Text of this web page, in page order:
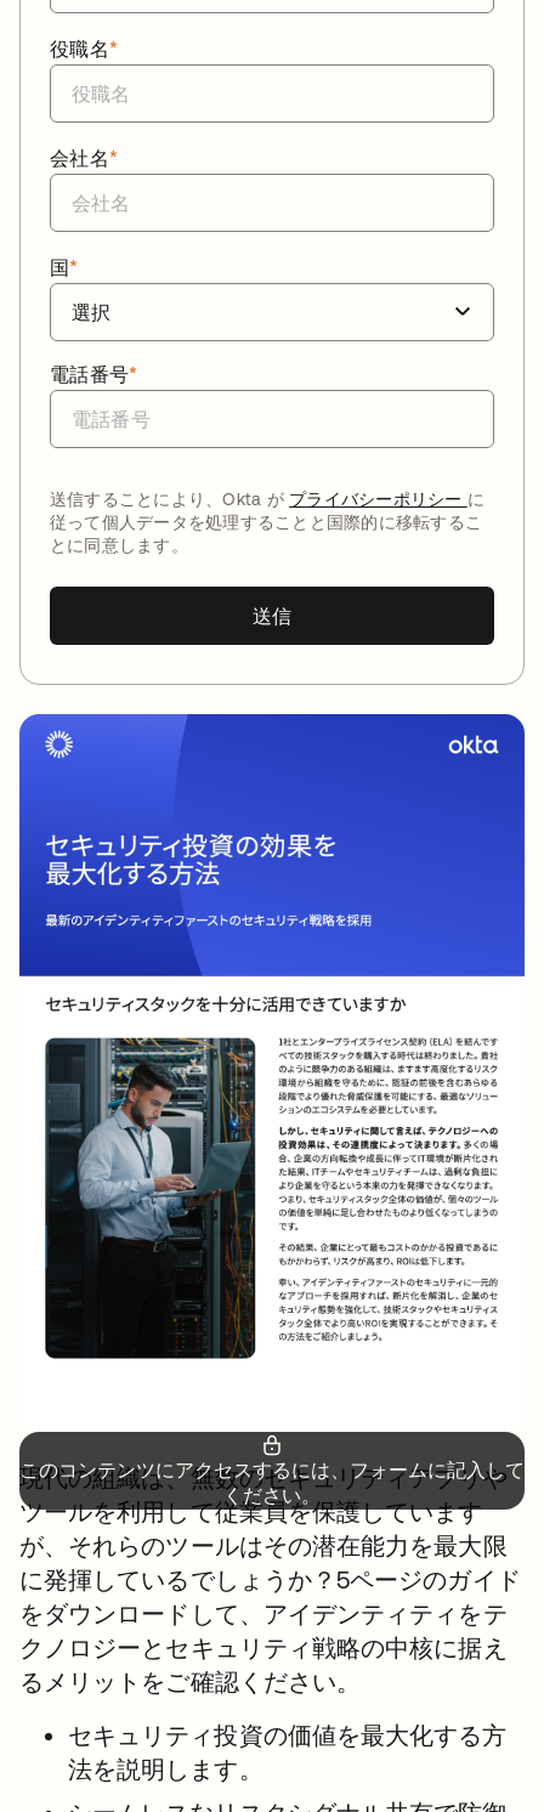
*
役職名
*
会社名
*
国
*
電話番号
送信することにより、Okta が プライバシーポリシー に
従って個人データを処理することと国際的に移転するこ
とに同意します。
送信
このコンテンツにアクセスするには、フォームに記入して
ください。
現代の組織は、無数のセキュリティアプリや
ツールを利用して従業員を保護しています
が、それらのツールはその潜在能力を最大限
に発揮しているでしょうか？5ページのガイド
をダウンロードして、アイデンティティをテ
クノロジーとセキュリティ戦略の中核に据え
るメリットをご確認ください。
セキュリティ投資の価値を最大化する方
法を説明します。